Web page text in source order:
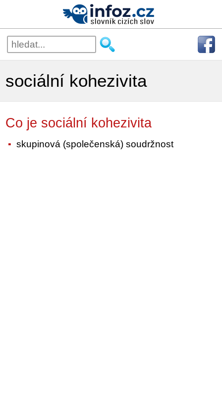
sociální kohezivita
Co je sociální kohezivita
skupinová (společenská) soudržnost